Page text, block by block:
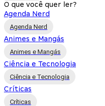
O que você quer ler?
Agenda Nerd
Agenda Nerd
Animes e Mangás
Animes e Mangás
Ciência e Tecnologia
Ciência e Tecnologia
Críticas
Críticas